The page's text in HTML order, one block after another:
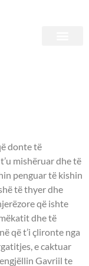
dhjetor
donte të
mishëruar dhe të
penguar të kishin
të thyer dhe
që ishte
dhe të
që t’i çlironte nga
e caktuar
Gavriil te